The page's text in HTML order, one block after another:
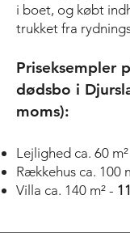
i boet, og købt
trukket fra
Priseksempler
dødsbo i
moms):
Lejlighed ca. 60
Rækkehus ca. 100
Villa ca. 140 m² -